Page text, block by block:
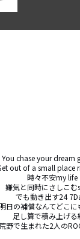
You chase your dream
out of a small place
時々不安my life
嫌気と同時にさしこむ
でも動き出す24
日の補償なんてどこに
足し算で積み上げる
野で生まれた2人の